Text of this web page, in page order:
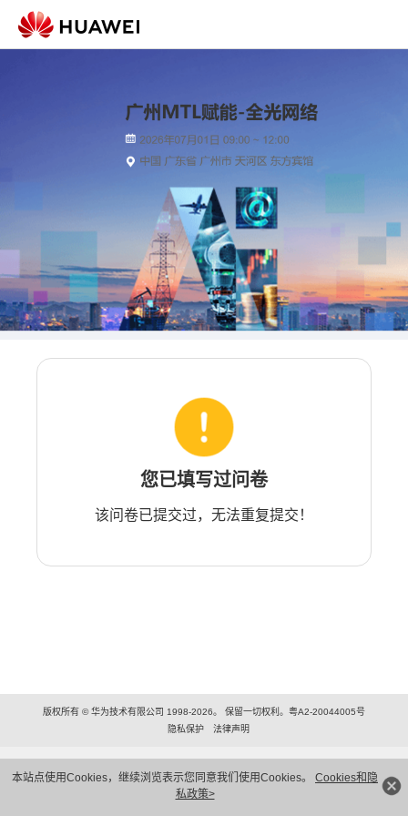
本站点使用Cookies，继续浏览表示您同意我们使用Cookies。 Cookies和隐
私政策>
您已填写过问卷
该问卷已提交过，无法重复提交！
版权所有 © 华为技术有限公司 1998-2026。 保留一切权利。粤A2-20044005号
隐私保护
法律声明